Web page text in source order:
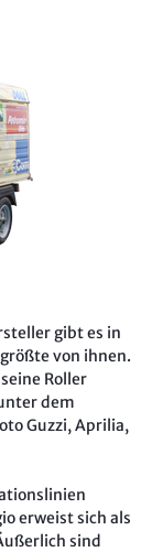
gibt es in
von ihnen.
Roller
dem
Guzzi, Aprilia,
erweist sich als
sind